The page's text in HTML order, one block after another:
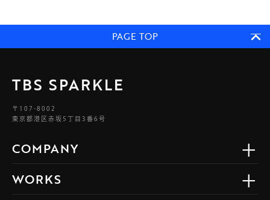
PAGE TOP
TBS SPARKLE
〒107-8002
東京都港区赤坂5丁目3番6号
COMPANY
WORKS